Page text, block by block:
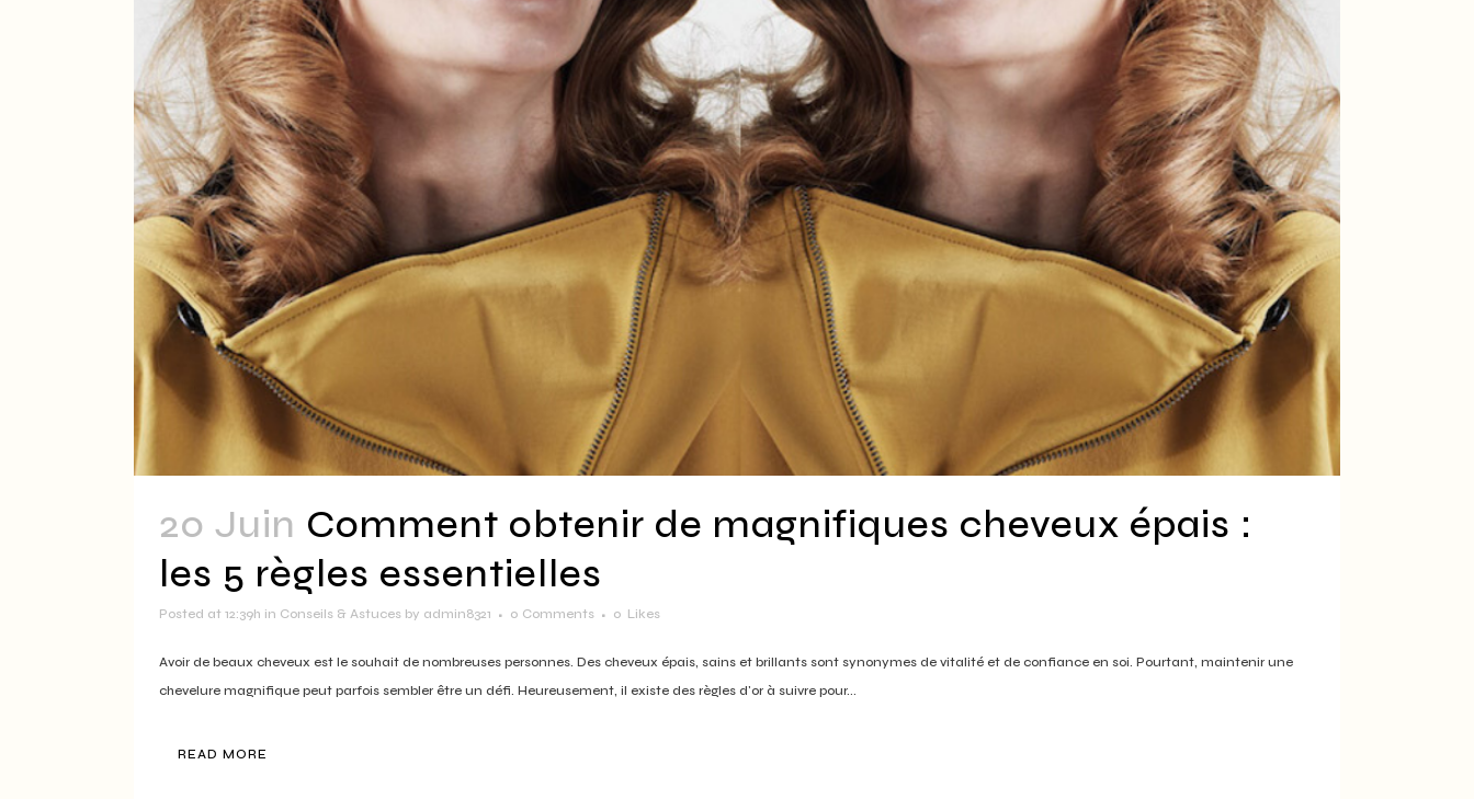
20 Juin Comment obtenir de magnifiques cheveux épais :
les 5 règles essentielles
Posted at 12:39h in Conseils & Astuces by admin8321 0 Comments 0 Likes
Avoir de beaux cheveux est le souhait de nombreuses personnes. Des cheveux épais, sains et brillants sont synonymes de vitalité et de confiance en soi. Pourtant, maintenir une
chevelure magnifique peut parfois sembler être un défi. Heureusement, il existe des règles d'or à suivre pour...
READ MORE